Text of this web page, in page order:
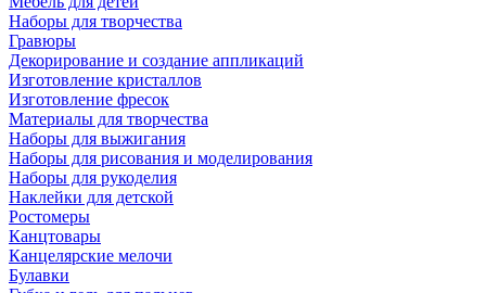
Наборы для творчества
Гравюры
Декорирование и создание аппликаций
Изготовление кристаллов
Изготовление фресок
Материалы для творчества
Наборы для выжигания
Наборы для рисования и моделирования
Наборы для рукоделия
Наклейки для детской
Ростомеры
Канцтовары
Канцелярские мелочи
Булавки